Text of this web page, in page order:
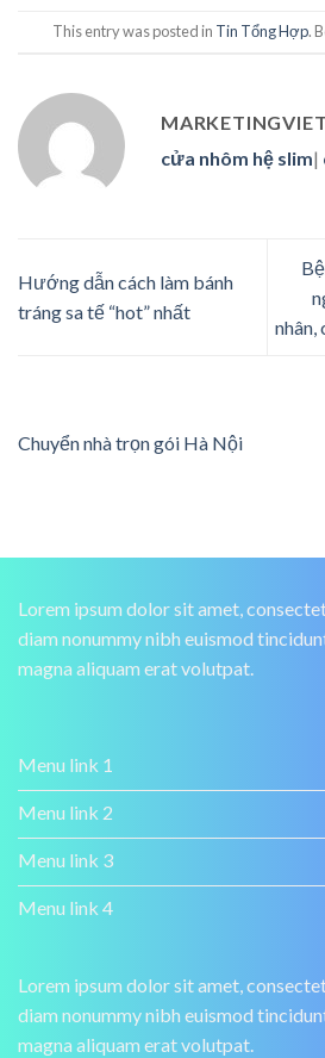
This entry was posted in Tin Tổng Hợp.
cửa nhôm hệ slim|
Hướng dẫn cách làm bánh
tráng sa tế “hot” nhất
nhân,
Chuyển nhà trọn gói Hà Nội
Lorem ipsum dolor sit amet,
diam nonummy nibh euismod
magna aliquam erat volutpat.
Menu link 1
Menu link 2
Menu link 3
Menu link 4
Lorem ipsum dolor sit amet,
diam nonummy nibh euismod
magna aliquam erat volutpat.